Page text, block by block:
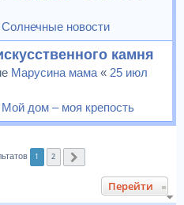
Солнечные новости
камня
Марусина мама « 25 июл
Мой дом – моя крепость
1 2
Перейти